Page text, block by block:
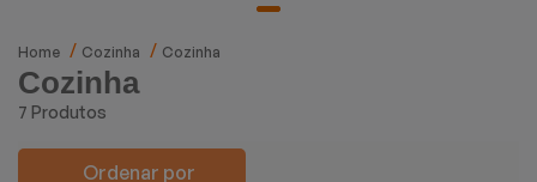
Home Cozinha Cozinha
Cozinha
7 Produtos
Ordenar por
Coifas